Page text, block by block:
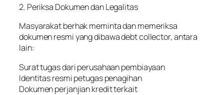
2. Periksa Dokumen dan Legalitas
Masyarakat berhak meminta dan memeriksa
dokumen resmi yang dibawa debt collector, antara
lain:
Surat tugas dari perusahaan pembiayaan
Identitas resmi petugas penagihan
Dokumen perjanjian kredit terkait